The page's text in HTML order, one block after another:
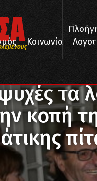
Κοινωνία
τα λόγια του Πελετίδη
τα
κοπή